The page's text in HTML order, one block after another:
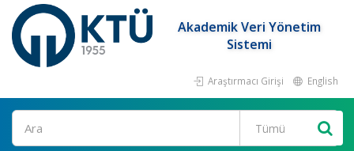
Akademik Veri Yönetim
Sistemi
Araştırmacı Girişi English
Ara